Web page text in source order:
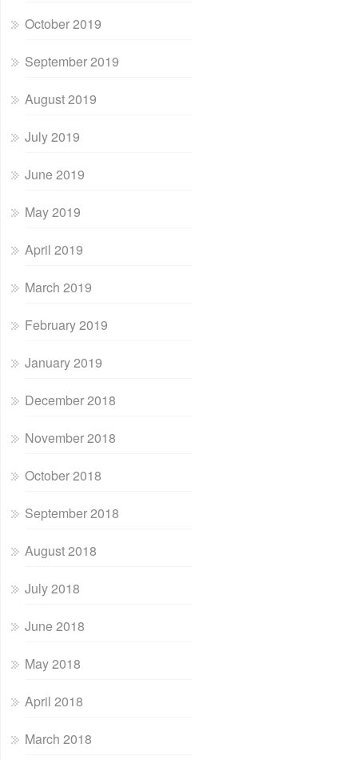
October 2019
September 2019
August 2019
July 2019
June 2019
May 2019
April 2019
March 2019
February 2019
January 2019
December 2018
November 2018
October 2018
September 2018
August 2018
July 2018
June 2018
May 2018
April 2018
March 2018